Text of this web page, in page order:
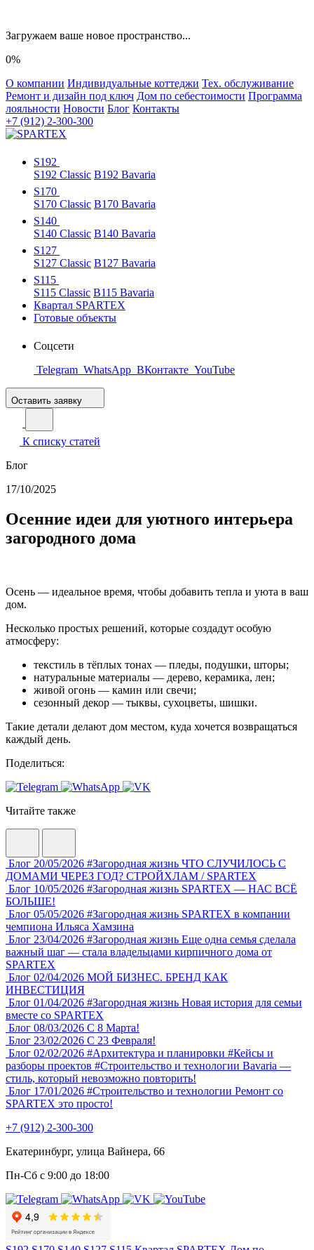
Загружаем ваше новое пространство...
0%
О компании Индивидуальные коттеджи Тех. обслуживание
Ремонт и дизайн под ключ Дом по себестоимости Программа
лояльности Новости Блог Контакты
+7 (912) 2-300-300
S192
S192 Classic B192 Bavaria
S170
S170 Classic B170 Bavaria
S140
S140 Classic B140 Bavaria
S127
S127 Classic B127 Bavaria
S115
S115 Classic B115 Bavaria
Квартал SPARTEX
Готовые объекты
Соцсети
Telegram WhatsApp ВКонтакте YouTube
Оставить заявку
К списку статей
Блог
17/10/2025
Осенние идеи для уютного интерьера
загородного дома
Осень — идеальное время, чтобы добавить тепла и уюта в ваш
дом.
Несколько простых решений, которые создадут особую
атмосферу:
текстиль в тёплых тонах — пледы, подушки, шторы;
натуральные материалы — дерево, керамика, лен;
живой огонь — камин или свечи;
сезонный декор — тыквы, сухоцветы, шишки.
Такие детали делают дом местом, куда хочется возвращаться
каждый день.
Поделиться:
Читайте также
Блог 20/05/2026 #Загородная жизнь ЧТО СЛУЧИЛОСЬ С
ДОМАМИ ЧЕРЕЗ ГОД? СТРОЙХЛАМ / SPARTEX
Блог 10/05/2026 #Загородная жизнь SPARTEX — НАС ВСЁ
БОЛЬШЕ!
Блог 05/05/2026 #Загородная жизнь SPARTEX в компании
чемпиона Ильяса Хамзина
Блог 23/04/2026 #Загородная жизнь Еще одна семья сделала
важный шаг — стала владельцами кирпичного дома от
SPARTEX
Блог 02/04/2026 МОЙ БИЗНЕС. БРЕНД КАК
ИНВЕСТИЦИЯ
Блог 01/04/2026 #Загородная жизнь Новая история для семьи
вместе со SPARTEX
Блог 08/03/2026 С 8 Марта!
Блог 23/02/2026 С 23 Февраля!
Блог 02/02/2026 #Архитектура и планировки #Кейсы и
разборы проектов #Строительство и технологии Bavaria —
стиль, который невозможно повторить!
Блог 17/01/2026 #Строительство и технологии Ремонт со
SPARTEX это просто!
+7 (912) 2-300-300
Екатеринбург, улица Вайнера, 66
Пн-Сб с 9:00 до 18:00